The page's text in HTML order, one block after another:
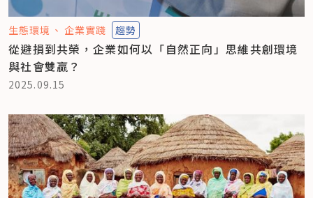
生態環境 企業實踐 趨勢
從避損到共榮，企業如何以「自然正向」思維共創環境
與社會雙贏？
2025.09.15